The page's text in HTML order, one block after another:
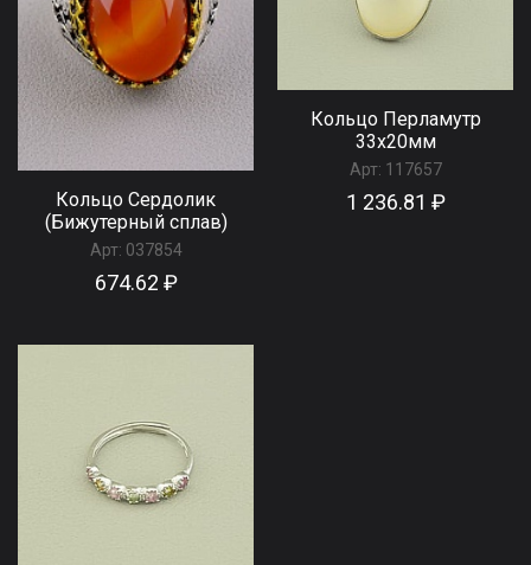
Кольцо Сердолик
(Бижутерный сплав)
Арт: 037854
674.62 ₽
Кольцо Перламутр
33x20мм
Арт: 117657
1 236.81 ₽